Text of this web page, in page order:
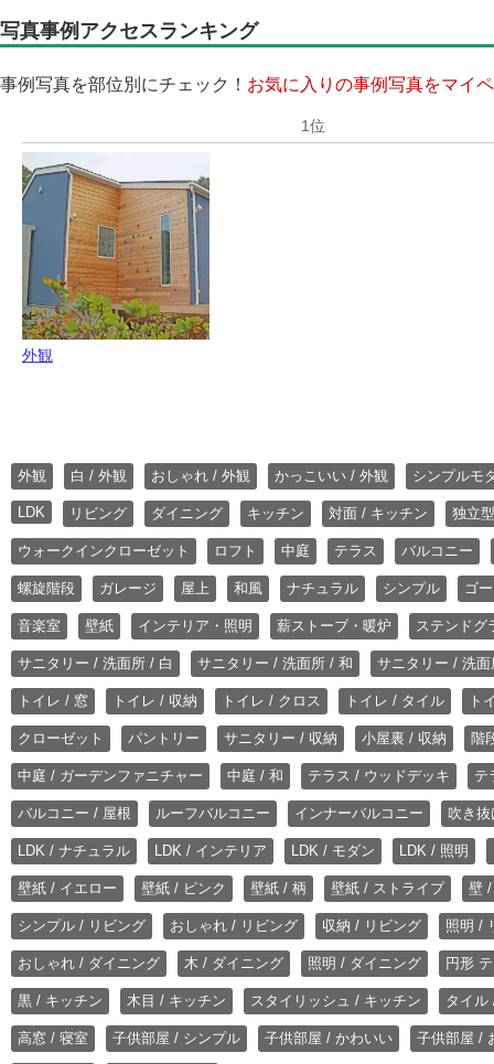
写真事例アクセスランキング
事例写真を部位別にチェック！ お気に入りの事例写真をマイ
外観
外観 白 / 外観 おしゃれ / 外観 かっこいい / 外観 シンプルモ
LDK リビング ダイニング キッチン 対面 / キッチン 独立
ウォークインクローゼット ロフト 中庭 テラス バルコニー
螺旋階段 ガレージ 屋上 和風 ナチュラル シンプル ゴ
音楽室 壁紙 インテリア・照明 薪ストーブ・暖炉 ステンドグ
サニタリー / 洗面所 / 白 サニタリー / 洗面所 / 和 サニタリー / 洗
トイレ / 窓 トイレ / 収納 トイレ / クロス トイレ / タイル ト
クローゼット パントリー サニタリー / 収納 小屋裏 / 収納 階
中庭 / ガーデンファニチャー 中庭 / 和 テラス / ウッドデッキ テ
バルコニー / 屋根 ルーフバルコニー インナーバルコニー 吹き
LDK / ナチュラル LDK / インテリア LDK / モダン LDK / 照明
壁紙 / イエロー 壁紙 / ピンク 壁紙 / 柄 壁紙 / ストライプ 壁
シンプル / リビング おしゃれ / リビング 収納 / リビング 照明 /
おしゃれ / ダイニング 木 / ダイニング 照明 / ダイニング 円形
黒 / キッチン 木目 / キッチン スタイリッシュ / キッチン タイル
高窓 / 寝室 子供部屋 / シンプル 子供部屋 / かわいい 子供部屋 /